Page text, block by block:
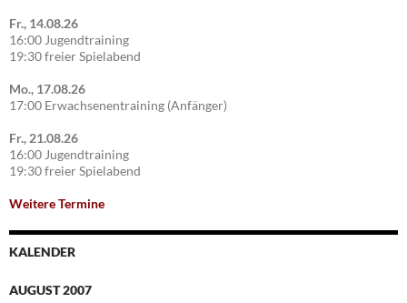
Fr., 14.08.26
16:00 Jugendtraining
19:30 freier Spielabend
Mo., 17.08.26
17:00 Erwachsenentraining (Anfänger)
Fr., 21.08.26
16:00 Jugendtraining
19:30 freier Spielabend
Weitere Termine
KALENDER
AUGUST 2007